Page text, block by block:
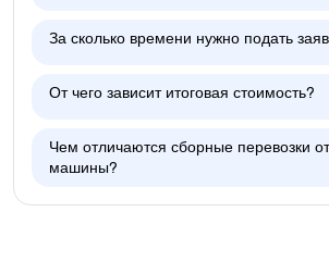
За сколько времени нужно подать
От чего зависит итоговая стоимость?
Чем отличаются сборные перевозки
машины?